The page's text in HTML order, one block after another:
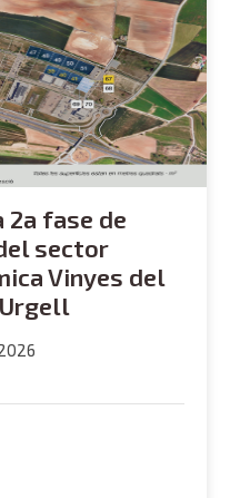
2a fase de
sector
Vinyes del